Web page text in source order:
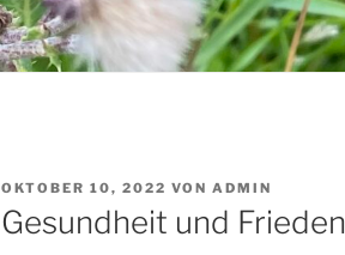
VERÖFFENTLICHT
AM
OKTOBER 10, 2022 VON ADMIN
Gesundheit und Frieden